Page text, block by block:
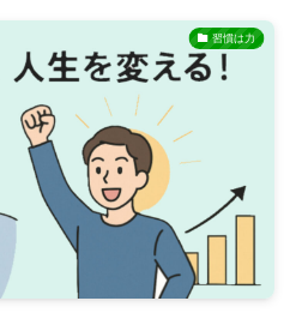
習慣は力